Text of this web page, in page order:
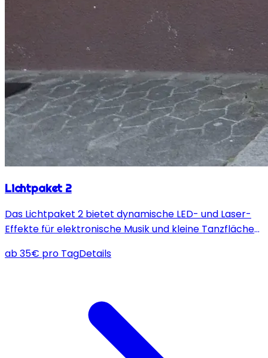
Lichtpaket 2
Das Lichtpaket 2 bietet dynamische LED- und Laser-
Effekte für elektronische Musik und kleine Tanzflächen,
ab35€ pro TagDetails